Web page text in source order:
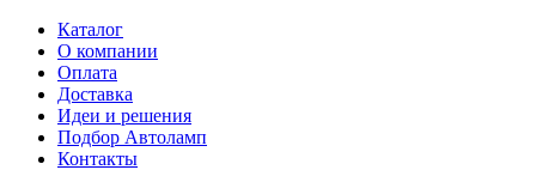
Каталог
О компании
Оплата
Доставка
Идеи и решения
Подбор Автоламп
Контакты